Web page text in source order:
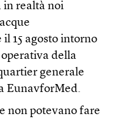
in realtà noi
15 agosto intorno
della
generale
EunavforMed.
non potevano fare